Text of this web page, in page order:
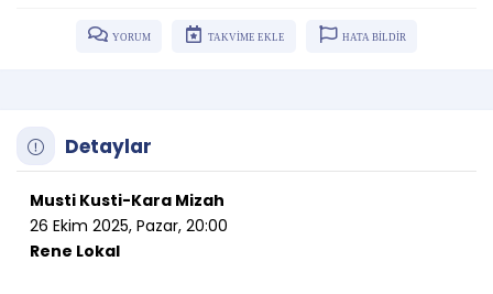
YORUM TAKVİME EKLE HATA BİLDİR
Detaylar
Musti Kusti-Kara Mizah
26 Ekim 2025, Pazar, 20:00
Rene Lokal